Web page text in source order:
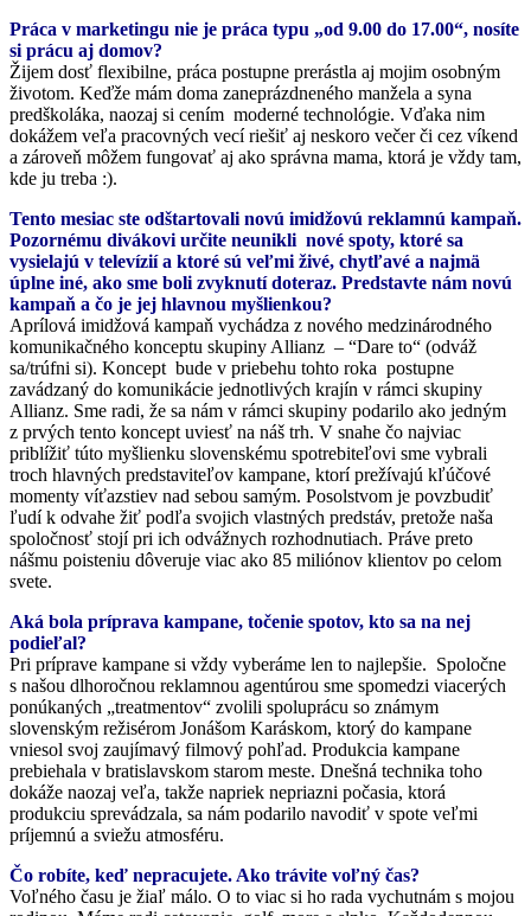
Práca v marketingu nie je práca typu „od 9.00 do 17.00“, nosíte
si prácu aj domov?
Žijem dosť flexibilne, práca postupne prerástla aj mojim osobným
životom. Keďže mám doma zaneprázdneného manžela a syna
predškoláka, naozaj si cením moderné technológie. Vďaka nim
dokážem veľa pracovných vecí riešiť aj neskoro večer či cez víkend
a zároveň môžem fungovať aj ako správna mama, ktorá je vždy tam,
kde ju treba :).
Tento mesiac ste odštartovali novú imidžovú reklamnú kampaň.
Pozornému divákovi určite neunikli nové spoty, ktoré sa
vysielajú v televízií a ktoré sú veľmi živé, chytľavé a najmä
úplne iné, ako sme boli zvyknutí doteraz. Predstavte nám novú
kampaň a čo je jej hlavnou myšlienkou?
Aprílová imidžová kampaň vychádza z nového medzinárodného
komunikačného konceptu skupiny Allianz – “Dare to“ (odváž
sa/trúfni si). Koncept bude v priebehu tohto roka postupne
zavádzaný do komunikácie jednotlivých krajín v rámci skupiny
Allianz. Sme radi, že sa nám v rámci skupiny podarilo ako jedným
z prvých tento koncept uviesť na náš trh. V snahe čo najviac
priblížiť túto myšlienku slovenskému spotrebiteľovi sme vybrali
troch hlavných predstaviteľov kampane, ktorí prežívajú kľúčové
momenty víťazstiev nad sebou samým. Posolstvom je povzbudiť
ľudí k odvahe žiť podľa svojich vlastných predstáv, pretože naša
spoločnosť stojí pri ich odvážnych rozhodnutiach. Práve preto
nášmu poisteniu dôveruje viac ako 85 miliónov klientov po celom
svete.
Aká bola príprava kampane, točenie spotov, kto sa na nej
podieľal?
Pri príprave kampane si vždy vyberáme len to najlepšie. Spoločne
s našou dlhoročnou reklamnou agentúrou sme spomedzi viacerých
ponúkaných „treatmentov“ zvolili spoluprácu so známym
slovenským režisérom Jonášom Karáskom, ktorý do kampane
vniesol svoj zaujímavý filmový pohľad. Produkcia kampane
prebiehala v bratislavskom starom meste. Dnešná technika toho
dokáže naozaj veľa, takže napriek nepriazni počasia, ktorá
produkciu sprevádzala, sa nám podarilo navodiť v spote veľmi
príjemnú a sviežu atmosféru.
Čo robíte, keď nepracujete. Ako trávite voľný čas?
Voľného času je žiaľ málo. O to viac si ho rada vychutnám s mojou